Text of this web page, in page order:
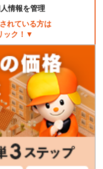
情報を管理
れている方は
ック！▼